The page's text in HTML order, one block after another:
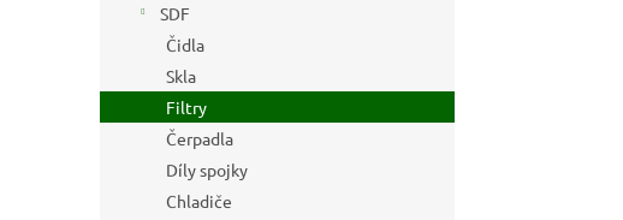
SDF
Čidla
Skla
Filtry
Čerpadla
Díly spojky
Chladiče